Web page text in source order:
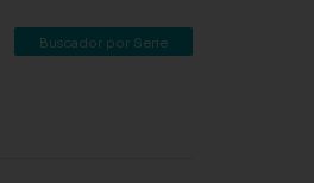
Buscador por Serie